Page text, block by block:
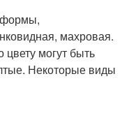
формы,
махровая.
могут быть
Некоторые виды